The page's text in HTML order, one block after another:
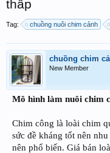
thấp
Tag: chuồng nuôi chim cảnh
chuồng chim
New Member
Mô hình làm nuôi chim
Chim công là loài chim
sức đề kháng tốt nên
nên phổ biến. Giá bán